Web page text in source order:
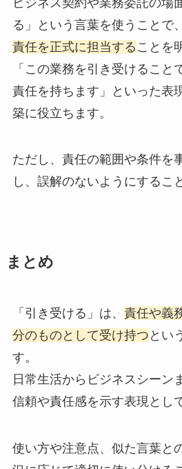
る」という言葉を使うことで、
責任を正式に担当する ことを
「この業務を引き受けること
責任を持ちます」といった表
築に役立ちます。
ただし、責任の範囲や条件を
し、誤解のないようにするこ
まとめ
「引き受ける」は、 責任や義
分のものとして受け持つ とい
す。
日常生活からビジネスシーン
信頼や責任感を示す表現とし
使い方や注意点、似た言葉と